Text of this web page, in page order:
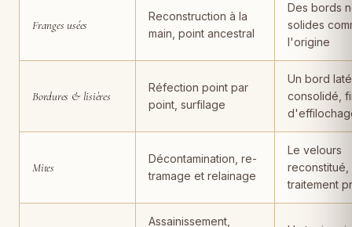
Franges usées
Reconstruction à la
main, point ancestral
Des bords
solides
l'origine
Bordures & lisières
Réfection point par
point, surfilage
Un bord
consolidé,
Mites
Décontamination, re-
tramage et relainage
Le velours
reconstitué,
traitement
Assainissement,